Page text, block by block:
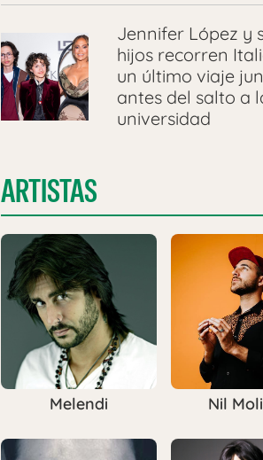
Jennifer López y
hijos recorren
un último viaje
antes del salto a
universidad
ARTISTAS
Melendi Nil